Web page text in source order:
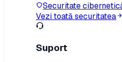
Securitate
Vezi toată securitatea
Suport